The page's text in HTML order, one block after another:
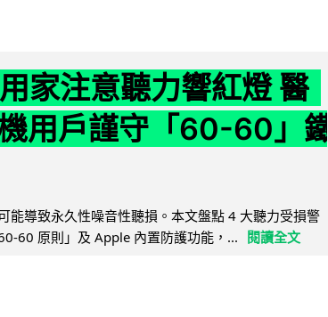
家注意聽力響紅燈 醫
用戶謹守「60-60」鐵
能導致永久性噪音性聽損。本文盤點 4 大聽力受損警
60 原則」及 Apple 內置防護功能，... 閱讀全文